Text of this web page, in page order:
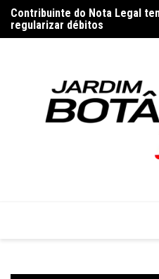
para
o
Contribuinte do Nota Legal
regularizar débitos